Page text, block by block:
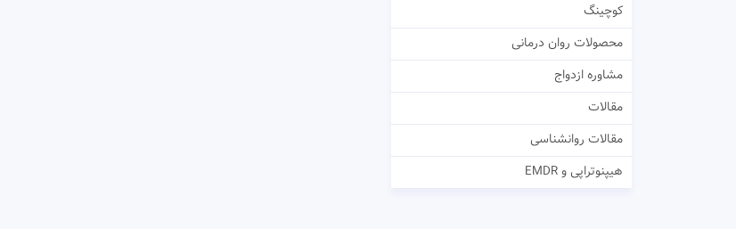
کوچینگ
محصولات روان درمانی
مشاوره ازدواج
مقالات
مقالات روانشناسی
هیپنوتراپی و EMDR